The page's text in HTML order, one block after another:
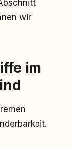
wir
im